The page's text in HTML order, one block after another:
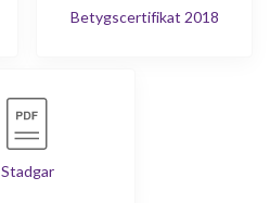
Betygscertifikat 2018
Stadgar